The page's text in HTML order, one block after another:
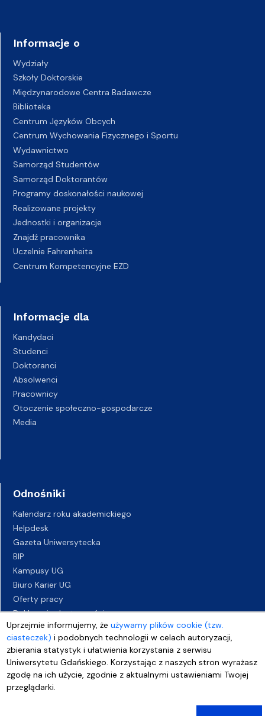
Uprzejmie informujemy, żeużywamy plików cookie (tzw.
ciasteczek) i podobnych technologii w celach autoryzacji,
zbierania statystyk i ułatwienia korzystania z serwisu
Uniwersytetu Gdańskiego. Korzystając z naszych stron wyrażasz
zgodę na ich użycie, zgodnie z aktualnymi ustawieniami Twojej
przeglądarki.
Informacje o
Wydziały
Szkoły Doktorskie
Międzynarodowe Centra Badawcze
Biblioteka
Centrum Języków Obcych
Centrum Wychowania Fizycznego i Sportu
Wydawnictwo
Samorząd Studentów
Samorząd Doktorantów
Programy doskonałości naukowej
Realizowane projekty
Jednostki i organizacje
Znajdź pracownika
Uczelnie Fahrenheita
Centrum Kompetencyjne EZD
Informacje dla
Kandydaci
Studenci
Doktoranci
Absolwenci
Pracownicy
Otoczenie społeczno-gospodarcze
Media
Odnośniki
Kalendarz roku akademickiego
Helpdesk
Gazeta Uniwersytecka
BIP
Kampusy UG
Biuro Karier UG
Oferty pracy
Deklaracja dostępności